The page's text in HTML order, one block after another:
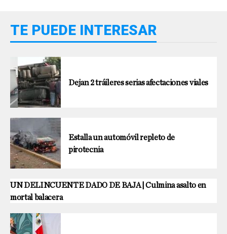
TE PUEDE INTERESAR
Dejan 2 tráileres serias afectaciones viales
Estalla un automóvil repleto de
pirotecnia
UN DELINCUENTE DADO DE BAJA | Culmina asalto en
mortal balacera